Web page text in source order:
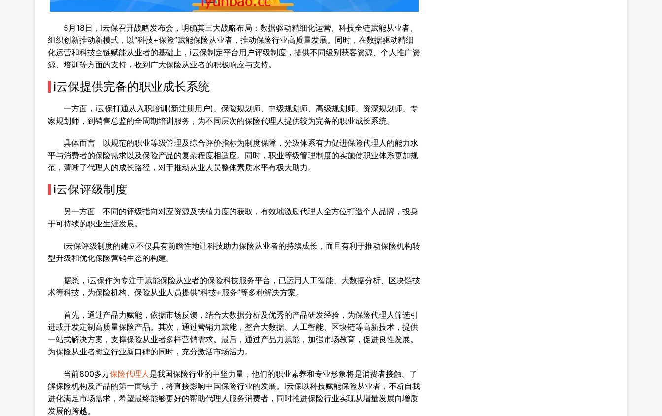
5月18日，i云保召开战略发布会，明确其三大战略布局：数据驱动精细化运营、科技全链赋能从业者、
组织创新推动新模式，以“科技+保险”赋能保险从业者，推动保险行业高质量发展。同时，在数据驱动精细
化运营和科技全链赋能从业者的基础上，i云保制定平台用户评级制度，提供不同级别获客资源、个人推广资
源、培训等方面的支持，收到广大保险从业者的积极响应与支持。
i云保提供完备的职业成长系统
一方面，i云保打通从入职培训(新注册用户)、保险规划师、中级规划师、高级规划师、资深规划师、专
家规划师，到销售总监的全周期培训服务，为不同层次的保险代理人提供较为完备的职业成长系统。
具体而言，以规范的职业等级管理及综合评价指标为制度保障，分级体系有力促进保险代理人的能力水
平与消费者的保险需求以及保险产品的复杂程度相适应。同时，职业等级管理制度的实施使职业体系更加规
范，清晰了代理人的成长路径，对于推动从业人员整体素质水平有极大助力。
i云保评级制度
另一方面，不同的评级指向对应资源及扶植力度的获取，有效地激励代理人全方位打造个人品牌，投身
于可持续的职业生涯发展。
i云保评级制度的建立不仅具有前瞻性地让科技助力保险从业者的持续成长，而且有利于推动保险机构转
型升级和优化保险营销生态的构建。
据悉，i云保作为专注于赋能保险从业者的保险科技服务平台，已运用人工智能、大数据分析、区块链技
术等科技，为保险机构、保险从业人员提供“科技+服务”等多种解决方案。
首先，通过产品力赋能，依据市场反馈，结合大数据分析及优秀的产品研发经验，为保险代理人筛选引
进或开发定制高质量保险产品。其次，通过营销力赋能，整合大数据、人工智能、区块链等高新技术，提供
一站式解决方案，支撑保险从业者多样营销需求。最后，通过产品力赋能，加强市场教育，促进良性发展。
为保险从业者树立行业新口碑的同时，充分激活市场活力。
当前800多万保险代理人是我国保险行业的中坚力量，他们的职业素养和专业形象将是消费者接触、了
解保险机构及产品的第一面镜子，将直接影响中国保险行业的发展。i云保以科技赋能保险从业者，不断自我
进化满足市场需求，希望最终能够更好的帮助代理人服务消费者，同时推进保险行业实现从增量发展向增质
发展的跨越。